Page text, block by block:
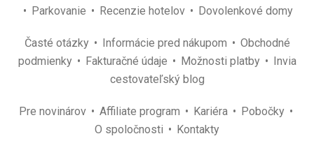
Parkovanie
Recenzie hotelov Dovolenkové domy
Časté otázky Informácie pred nákupom
Obchodné
podmienky
Fakturačné údaje Možnosti platby
Invia
cestovateľský blog
Pre novinárov Affiliate program Kariéra
Pobočky
O spoločnosti
Kontakty